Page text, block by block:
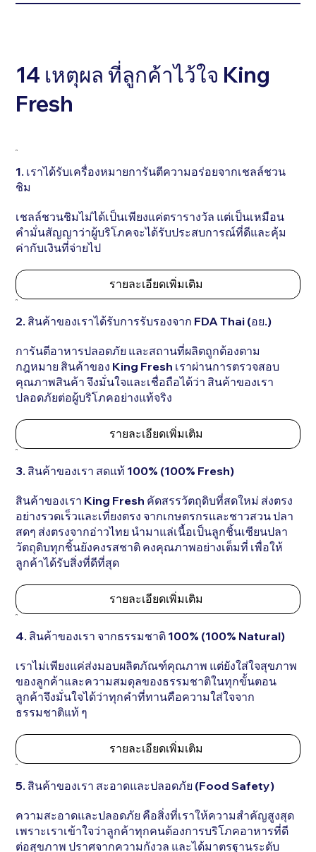
14 เหตุผล ที่ลูกค้าไว้ใจ King
Fresh
1. เราได้รับเครื่องหมายการันตีความอร่อยจากเชลล์ชวน
ชิม
เชลล์ชวนชิมไม่ได้เป็นเพียงแค่ตรารางวัล แต่เป็นเหมือน
คำมั่นสัญญาว่าผู้บริโภคจะได้รับประสบการณ์ที่ดีและคุ้ม
ค่ากับเงินที่จ่ายไป
รายละเอียดเพิ่มเติม
2. สินค้าของเราได้รับการรับรองจาก FDA Thai (อย.)
การันตีอาหารปลอดภัย และสถานที่ผลิตถูกต้องตาม
กฎหมาย สินค้าของ King Fresh เราผ่านการตรวจสอบ
คุณภาพสินค้า จึงมั่นใจและเชื่อถือได้ว่า สินค้าของเรา
ปลอดภัยต่อผู้บริโภคอย่างแท้จริง
รายละเอียดเพิ่มเติม
3. สินค้าของเรา สดแท้ 100% (100% Fresh)
สินค้าของเรา King Fresh คัดสรรวัตถุดิบที่สดใหม่ ส่งตรง
อย่างรวดเร็วและเที่ยงตรง จากเกษตรกรและชาวสวน ปลา
สดๆ ส่งตรงจากอ่าวไทย นำมาแล่เนื้อเป็นลูกชิ้นเซียนปลา
วัตถุดิบทุกชิ้นยังคงรสชาติ คงคุณภาพอย่างเต็มที่ เพื่อให้
ลูกค้าได้รับสิ่งที่ดีที่สุด
รายละเอียดเพิ่มเติม
4. สินค้าของเรา จากธรรมชาติ 100% (100% Natural)
เราไม่เพียงแค่ส่งมอบผลิตภัณฑ์คุณภาพ แต่ยังใส่ใจสุขภาพ
ของลูกค้าและความสมดุลของธรรมชาติในทุกขั้นตอน
ลูกค้าจึงมั่นใจได้ว่าทุกคำที่ทานคือความใส่ใจจาก
ธรรมชาติแท้ ๆ
รายละเอียดเพิ่มเติม
5. สินค้าของเรา สะอาดและปลอดภัย (Food Safety)
ความสะอาดและปลอดภัย คือสิ่งที่เราให้ความสำคัญสูงสุด
เพราะเราเข้าใจว่าลูกค้าทุกคนต้องการบริโภคอาหารที่ดี
ต่อสุขภาพ ปราศจากความกังวล และได้มาตรฐานระดับ